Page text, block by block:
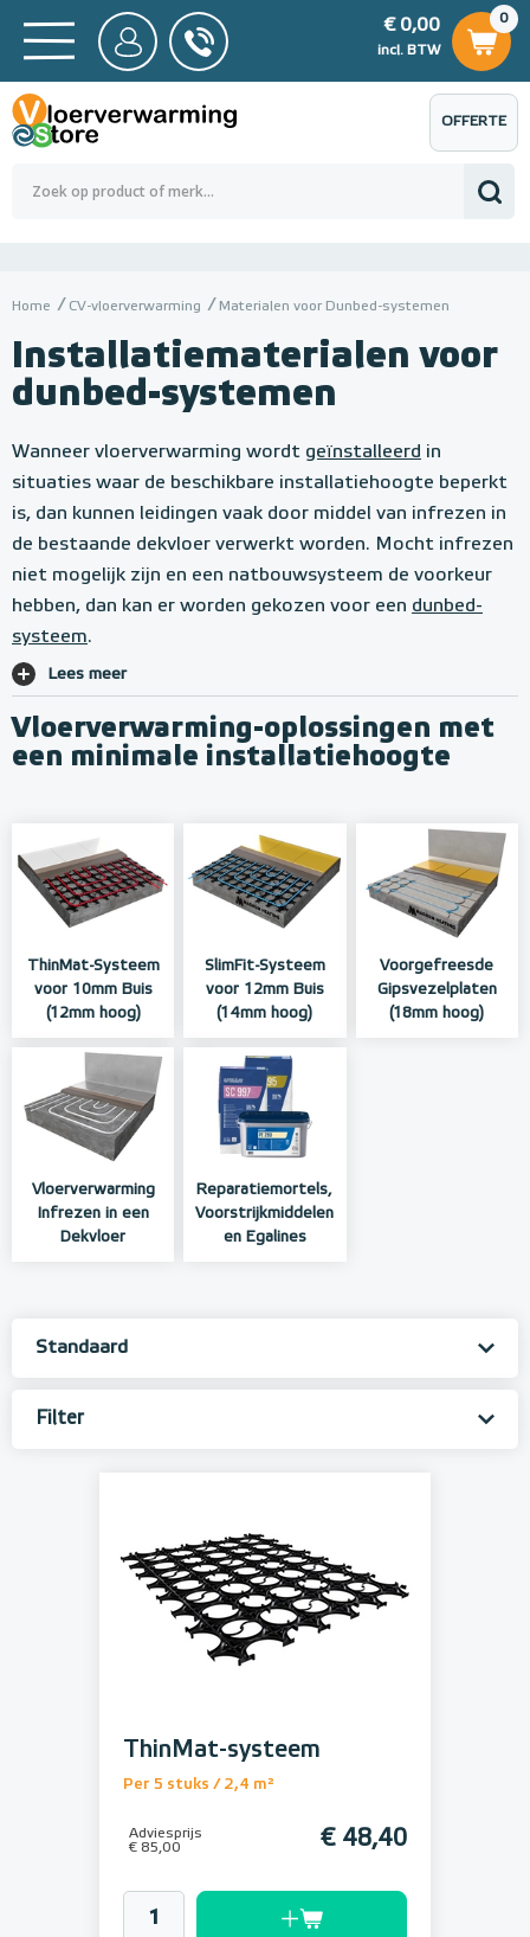
BTW
0,00
0
€ 0,00
incl. BTW
€ 0,00
OFFERTE
AANVRAGEN
Home CV-vloerverwarming Materialen voor Dunbed-systemen
Installatiematerialen voor
dunbed-systemen
Wanneer vloerverwarming wordt geïnstalleerd in
situaties waar de beschikbare installatiehoogte beperkt
is, dan kunnen leidingen vaak door middel van infrezen in
de bestaande dekvloer verwerkt worden. Mocht infrezen
niet mogelijk zijn en een natbouwsysteem de voorkeur
hebben, dan kan er worden gekozen voor een dunbed-
systeem.
Lees meer
Vloerverwarming-oplossingen met
een minimale installatiehoogte
ThinMat-Systeem
voor 10mm Buis
(12mm hoog)
SlimFit-Systeem
voor 12mm Buis
(14mm hoog)
Voorgefreesde
Gipsvezelplaten
(18mm hoog)
Vloerverwarming
Infrezen in een
Dekvloer
Reparatiemortels,
Voorstrijkmiddelen
en Egalines
Filter
ThinMat-systeem
Per 5 stuks / 2,4 m²
Adviesprijs
€ 85,00
€ 48,40